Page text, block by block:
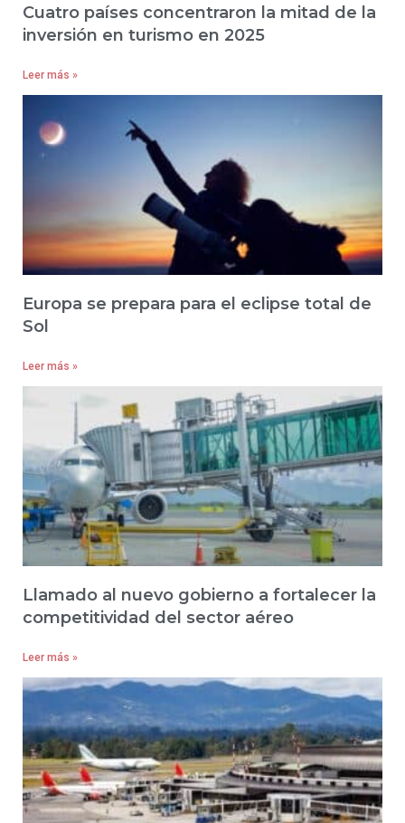
Cuatro países concentraron la mitad de la
inversión en turismo en 2025
Leer más »
Europa se prepara para el eclipse total de
Sol
Leer más »
Llamado al nuevo gobierno a fortalecer la
competitividad del sector aéreo
Leer más »